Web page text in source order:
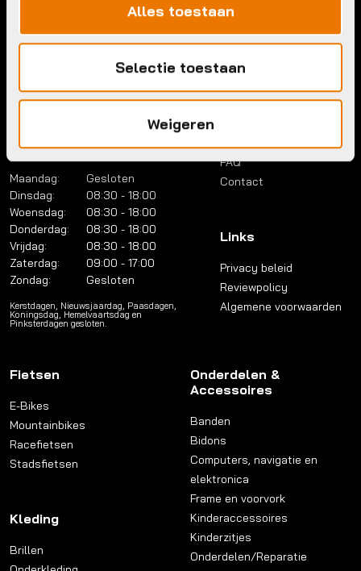
Alles toestaan
Selectie toestaan
Weigeren
Telefoon:
036 5304422
info@bykestore.nl
Brouwerstraat 8B
1315 BP Almere
Openingstijden
Maandag:
Gesloten
Dinsdag:
08:30 - 18:00
Woensdag:
08:30 - 18:00
Donderdag:
08:30 - 18:00
Vrijdag:
08:30 - 18:00
Zaterdag:
09:00 - 17:00
Zondag:
Gesloten
Kerstdagen, Nieuwsjaardag, Paasdagen,
Koningsdag, Hemelvaartsdag en
Pinksterdagen gesloten.
Menu
Account
Lease a bike
Over ons
FAQ
Contact
Links
Privacy beleid
Reviewpolicy
Algemene voorwaarden
Fietsen
E-Bikes
Mountainbikes
Racefietsen
Stadsfietsen
Kleding
Brillen
Onderdelen &
Accessoires
Banden
Bidons
Computers, navigatie en
elektronica
Frame en voorvork
Kinderaccessoires
Kinderzitjes
Onderdelen/Reparatie